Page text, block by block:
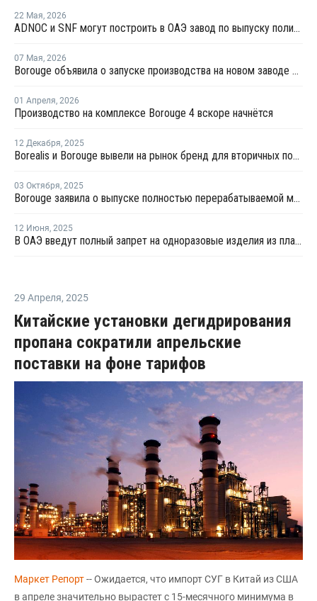
22 Мая, 2026
ADNOC и SNF могут построить в ОАЭ завод по выпуску полимеров для увеличения нефтеотдачи
07 Мая, 2026
Borouge объявила о запуске производства на новом заводе сшитого полиэтилена в ОАЭ
01 Апреля, 2026
Производство на комплексе Borouge 4 вскоре начнётся
12 Декабря, 2025
Borealis и Borouge вывели на рынок бренд для вторичных полиолефинов
03 Октября, 2025
Borouge заявила о выпуске полностью перерабатываемой мономатериальной упаковки
12 Июня, 2025
В ОАЭ введут полный запрет на одноразовые изделия из пластика
29 Апреля, 2025
Китайские установки дегидрирования
пропана сократили апрельские
поставки на фоне тарифов
Маркет Репорт-- Ожидается, что импорт СУГ в Китай из США
в апреле значительно вырастет с 15-месячного минимума в